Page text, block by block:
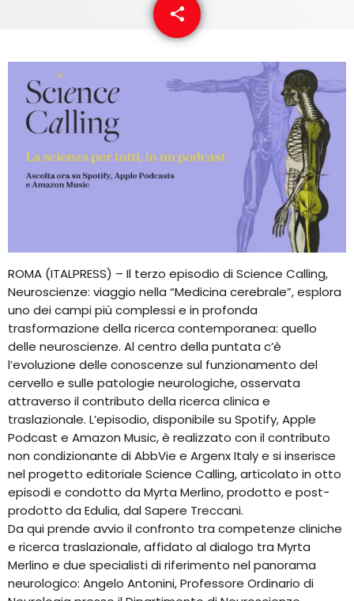
NOTICIAS
CONTACTO
share
email
ROMA (ITALPRESS) – Il terzo episodio di Science Calling,
Neuroscienze: viaggio nella “Medicina cerebrale”, esplora
uno dei campi più complessi e in profonda
trasformazione della ricerca contemporanea: quello
delle neuroscienze. Al centro della puntata c’è
l’evoluzione delle conoscenze sul funzionamento del
cervello e sulle patologie neurologiche, osservata
attraverso il contributo della ricerca clinica e
traslazionale. L’episodio, disponibile su Spotify, Apple
Podcast e Amazon Music, è realizzato con il contributo
non condizionante di AbbVie e Argenx Italy e si inserisce
nel progetto editoriale Science Calling, articolato in otto
episodi e condotto da Myrta Merlino, prodotto e post-
prodotto da Edulia, dal Sapere Treccani.
Da qui prende avvio il confronto tra competenze cliniche
e ricerca traslazionale, affidato al dialogo tra Myrta
Merlino e due specialisti di riferimento nel panorama
neurologico: Angelo Antonini, Professore Ordinario di